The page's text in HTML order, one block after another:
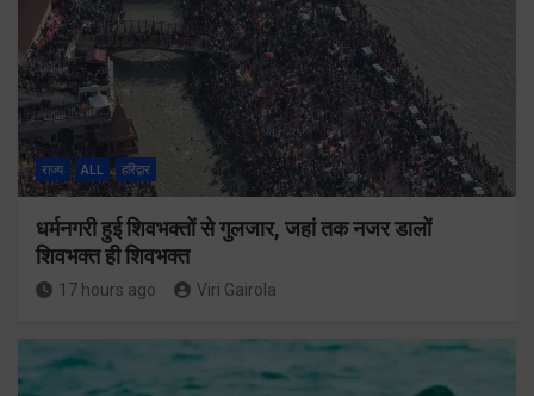
राज्य ALL हरिद्वार
धर्मनगरी हुई शिवभक्तों से गुलजार, जहां तक नजर डालों
शिवभक्त ही शिवभक्त
17 hours ago Viri Gairola